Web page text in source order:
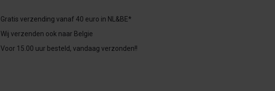
Gratis verzending vanaf 40 euro in NL&BE*
Wij verzenden ook naar Belgie
Voor 15.00 uur besteld, vandaag verzonden!!